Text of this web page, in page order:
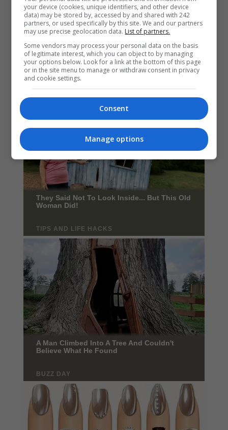
your device (cookies, unique identifiers, and other device
data) may be stored by, accessed by and shared with 242
partners, or used specifically by this site. We and our partners
may use precise geolocation data. List of partners.
Some vendors may process your personal data on the basis
of legitimate interest, which you can object to by managing
your options below. Look for a link at the bottom of this page
or in the site menu to manage or withdraw consent in privacy
and cookie settings.
Consent
Manage options